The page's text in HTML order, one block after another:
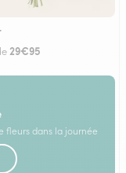
29€95
fleurs dans la journée